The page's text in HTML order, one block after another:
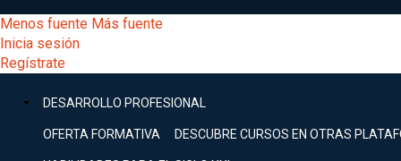
al
contenido
principal
[Educarchile
Escritorio]
Menos fuente Más fuente
Inicia sesión
Regístrate
Menú
DESARROLLO PROFESIONAL
OFERTA FORMATIVA DESCUBRE CURSOS EN OTRAS
Buscar
Menú
principal
DESARROLLO
Expand
GESTIÓN